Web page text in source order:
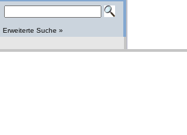
Erweiterte Suche »